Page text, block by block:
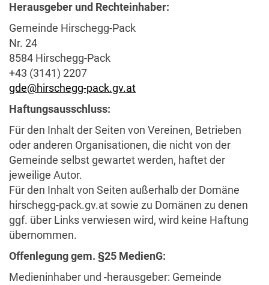
Herausgeber und Rechteinhaber:
Gemeinde Hirschegg-Pack
Nr. 24
8584 Hirschegg-Pack
+43 (3141) 2207
gde@hirschegg-pack.gv.at
Haftungsausschluss:
Für den Inhalt der Seiten von Vereinen, Betrieben
oder anderen Organisationen, die nicht von der
Gemeinde selbst gewartet werden, haftet der
jeweilige Autor.
Für den Inhalt von Seiten außerhalb der Domäne
hirschegg-pack.gv.at sowie zu Domänen zu denen
ggf. über Links verwiesen wird, wird keine Haftung
übernommen.
Offenlegung gem. §25 MedienG:
Medieninhaber und -herausgeber: Gemeinde